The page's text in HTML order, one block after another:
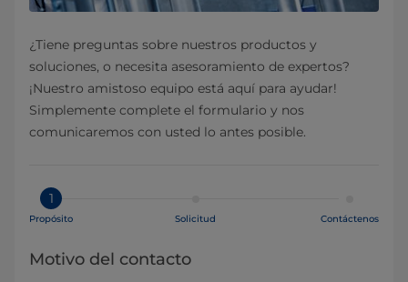
¿Tiene preguntas sobre nuestros productos y
soluciones, o necesita asesoramiento de expertos?
¡Nuestro amistoso equipo está aquí para ayudar!
Simplemente complete el formulario y nos
comunicaremos con usted lo antes posible.
1
Propósito Solicitud Contáctenos
Motivo del contacto